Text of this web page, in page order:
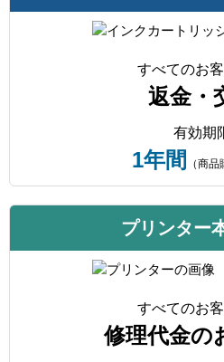
すべてのお
返金・
有効期
1年間 （商品
プリンター
すべてのお
修理代金の